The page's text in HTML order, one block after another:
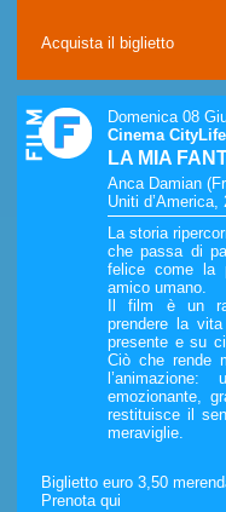
Acquista il biglietto
Domenica 08
Cinema
LA MIA
Anca Damian
Uniti d’America,
La storia
che passa di
felice come la
amico umano.
Il film è un
prendere la
presente e su
Ciò che rende
emozionante,
restituisce il
meraviglie.
Biglietto euro 3,50
Prenota qui